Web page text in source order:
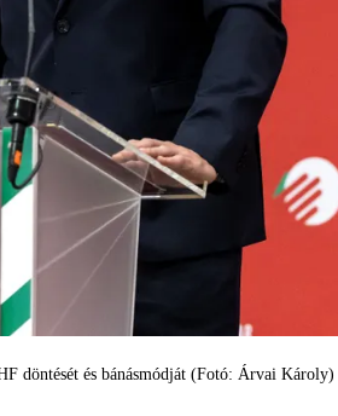
döntését és bánásmódját (Fotó: Árvai Károly)